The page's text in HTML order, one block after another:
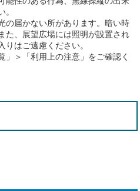
。
の届かない所があります。暗い時
た、展望広場には照明が設置され
りはご遠慮ください。
」＞「利用上の注意」をご確認く